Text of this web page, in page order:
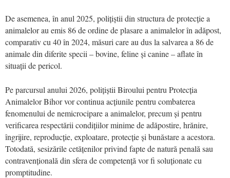
De asemenea, în anul 2025, polițiștii din structura de protecție a
animalelor au emis 86 de ordine de plasare a animalelor în adăpost,
comparativ cu 40 în 2024, măsuri care au dus la salvarea a 86 de
animale din diferite specii – bovine, feline și canine – aflate în
situații de pericol.
Pe parcursul anului 2026, polițiștii Biroului pentru Protecția
Animalelor Bihor vor continua acțiunile pentru combaterea
fenomenului de nemicrocipare a animalelor, precum și pentru
verificarea respectării condițiilor minime de adăpostire, hrănire,
îngrijire, reproducție, exploatare, protecție și bunăstare a acestora.
Totodată, sesizările cetățenilor privind fapte de natură penală sau
contravențională din sfera de competență vor fi soluționate cu
promptitudine.